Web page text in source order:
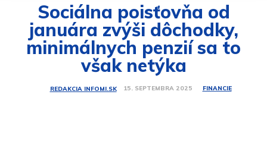
Sociálna poisťovňa od
januára zvýši dôchodky,
minimálnych penzií sa to
však netýka
REDAKCIA INFOMI.SK 15. SEPTEMBRA 2025 FINANCIE